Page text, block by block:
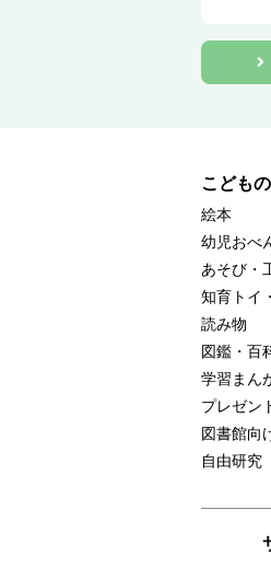
こども
絵本
幼児おべ
あそび・
知育トイ
読み物
図鑑・百
学習まん
プレゼン
図書館向
自由研究